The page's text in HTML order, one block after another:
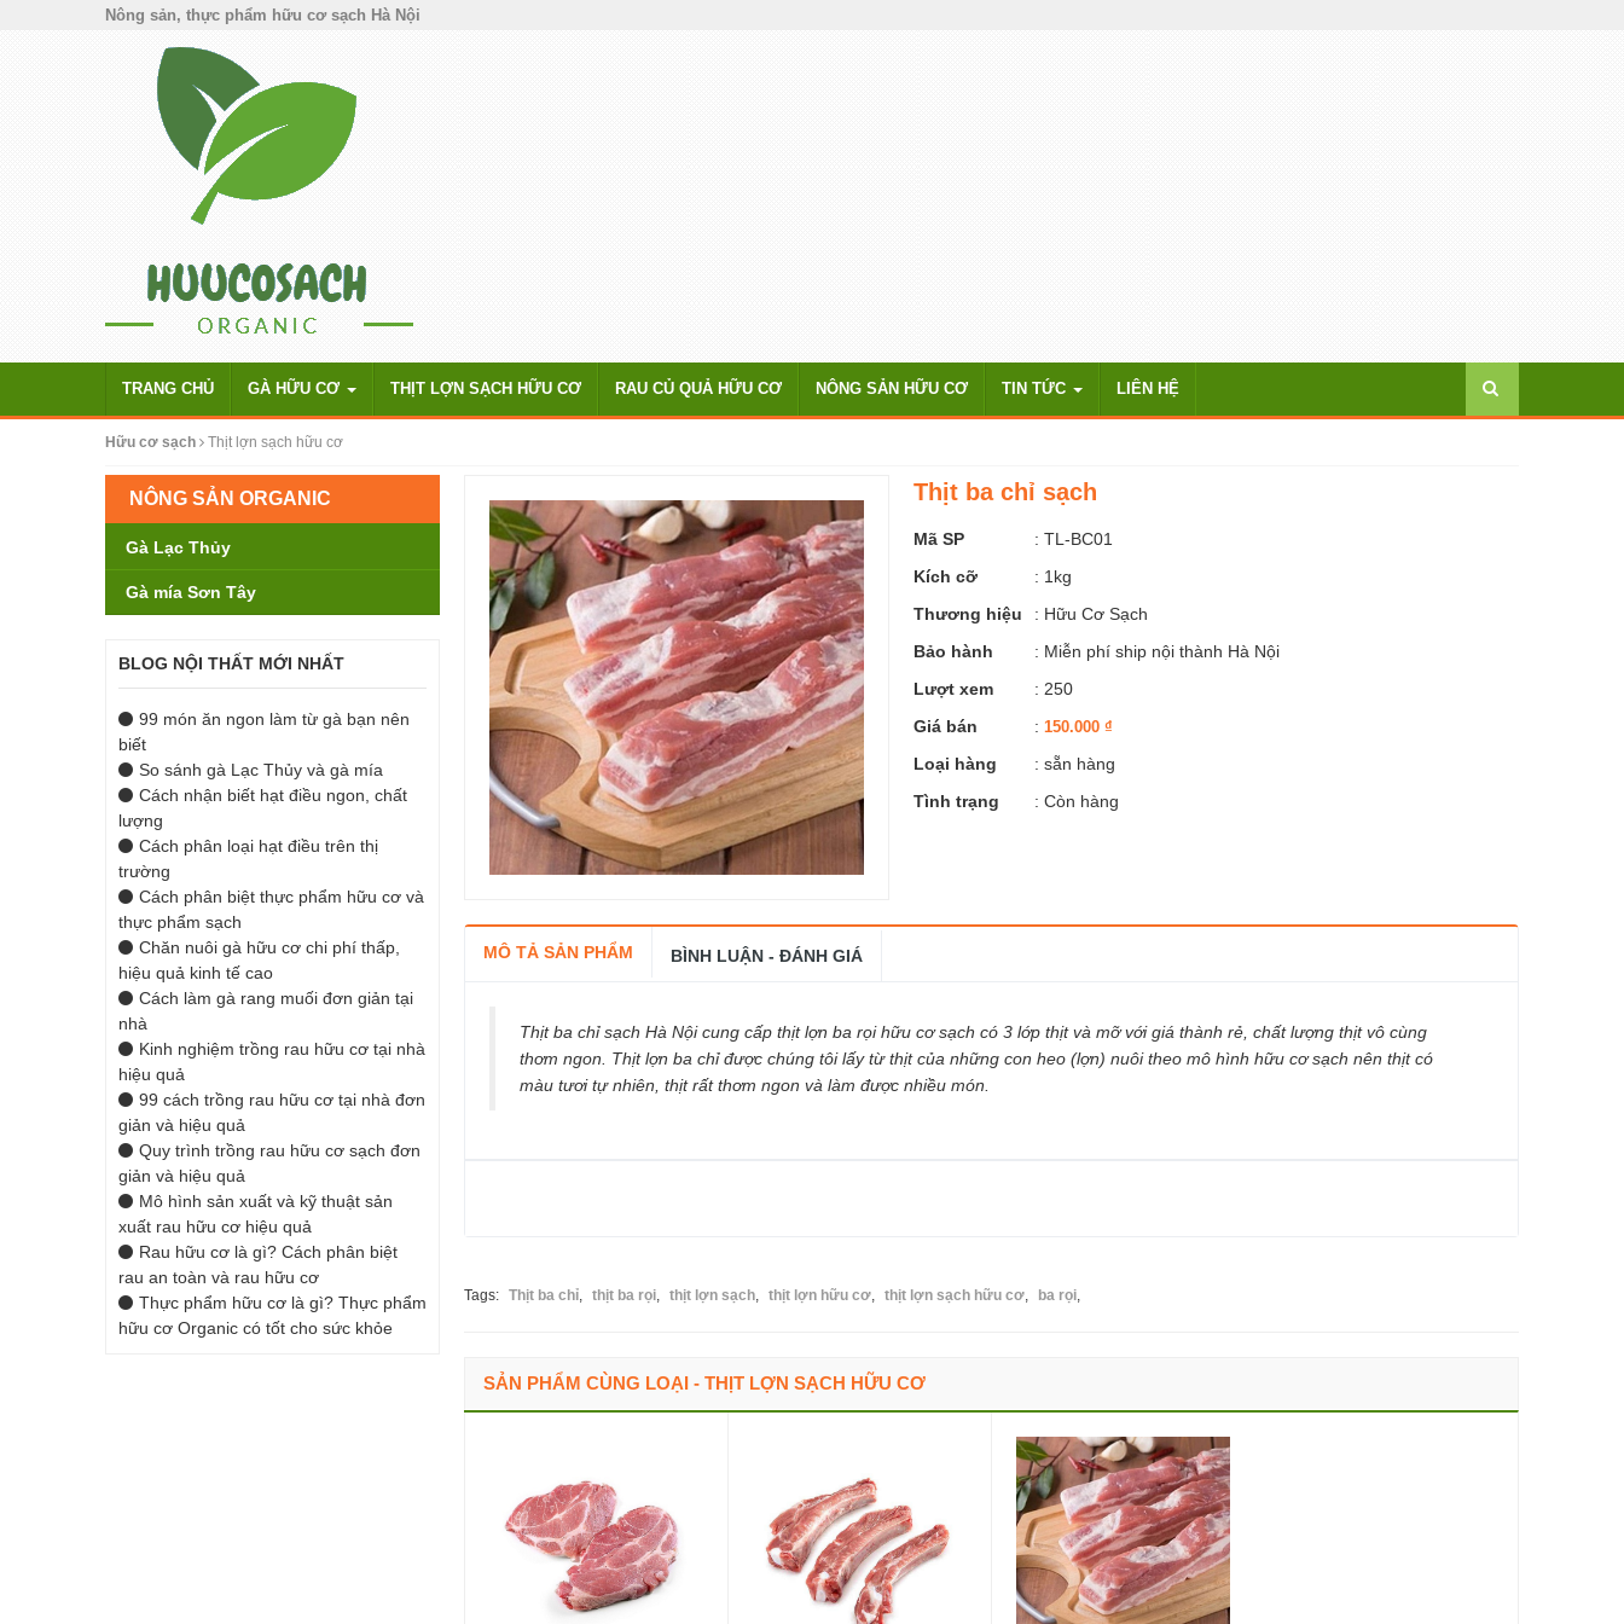
Nông sản, thực phẩm hữu cơ sạch Hà Nội
TRANG CHỦ GÀ HỮU CƠ THỊT LỢN SẠCH HỮU CƠ RAU CỦ QUẢ HỮU CƠ NÔNG SẢN HỮU CƠ TIN TỨC LIÊN HỆ
Hữu cơ sạch Thịt lợn sạch hữu cơ
Thịt ba chỉ sạch
Mã SP :TL-BC01
Kích cỡ
: 1kg
Thương hiệu
: Hữu Cơ Sạch
Bảo hành
: Miễn phí ship nội thành Hà Nội
Lượt xem
: 250
Giá bán
: 150.000 ₫
Loại hàng
: sẵn hàng
Tình trạng
: Còn hàng
MÔ TẢ SẢN PHẨM BÌNH LUẬN - ĐÁNH GIÁ
Thịt ba chỉ sạch Hà Nội cung cấp thịt lợn ba rọi hữu cơ sạch có 3 lớp thịt và mỡ với giá thành rẻ, chất lượng thịt vô cùng
thơm ngon. Thịt lợn ba chỉ được chúng tôi lấy từ thịt của những con heo (lợn) nuôi theo mô hình hữu cơ sạch nên thịt có
màu tươi tự nhiên, thịt rất thơm ngon và làm được nhiều món.
Tags: Thịt ba chỉ, thịt ba rọi, thịt lợn sạch, thịt lợn hữu cơ, thịt lợn sạch hữu cơ, ba rọi,
SẢN PHẨM CÙNG LOẠI - THỊT LỢN SẠCH HỮU CƠ
NÔNG SẢN ORGANIC
Gà Lạc Thủy
Gà mía Sơn Tây
BLOG NỘI THẤT MỚI NHẤT
99 món ăn ngon làm từ gà bạn nên
biết
So sánh gà Lạc Thủy và gà mía
Cách nhận biết hạt điều ngon, chất
lượng
Cách phân loại hạt điều trên thị
trường
Cách phân biệt thực phẩm hữu cơ và
thực phẩm sạch
Chăn nuôi gà hữu cơ chi phí thấp,
hiệu quả kinh tế cao
Cách làm gà rang muối đơn giản tại
nhà
Kinh nghiệm trồng rau hữu cơ tại nhà
hiệu quả
99 cách trồng rau hữu cơ tại nhà đơn
giản và hiệu quả
Quy trình trồng rau hữu cơ sạch đơn
giản và hiệu quả
Mô hình sản xuất và kỹ thuật sản
xuất rau hữu cơ hiệu quả
Rau hữu cơ là gì? Cách phân biệt
rau an toàn và rau hữu cơ
Thực phẩm hữu cơ là gì? Thực phẩm
hữu cơ Organic có tốt cho sức khỏe